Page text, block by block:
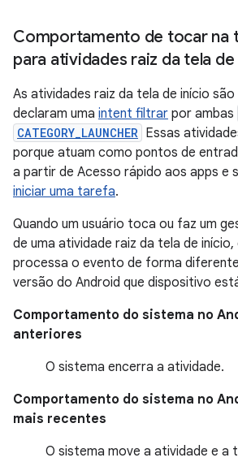
Comportamento de tocar na
para atividades raiz da tela
As atividades raiz da tela de início
declaram uma intent filtrar por ambas
CATEGORY_LAUNCHER Essas
porque atuam como pontos de
a partir de Acesso rápido aos apps e
iniciar uma tarefa.
Quando um usuário toca ou faz um
de uma atividade raiz da tela de
processa o evento de forma
versão do Android que dispositivo
Comportamento do sistema no
anteriores
O sistema encerra a atividade.
Comportamento do sistema no
mais recentes
O sistema move a atividade e a